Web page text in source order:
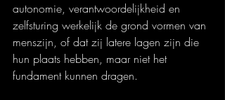
autonomie, verantwoordelijkheid en
zelfsturing werkelijk de grond vormen van
menszijn, of dat zij latere lagen zijn die
hun plaats hebben, maar niet het
fundament kunnen dragen.